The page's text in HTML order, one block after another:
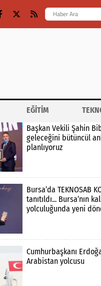
EĞİTİM
Başkan Vekili Şahin
geleceğini bütüncül
planlıyoruz
Bursa’da TEKNOSAB
tanıtıldı... Bursa’nın
yolculuğunda yeni
Cumhurbaşkanı
Arabistan yolcusu